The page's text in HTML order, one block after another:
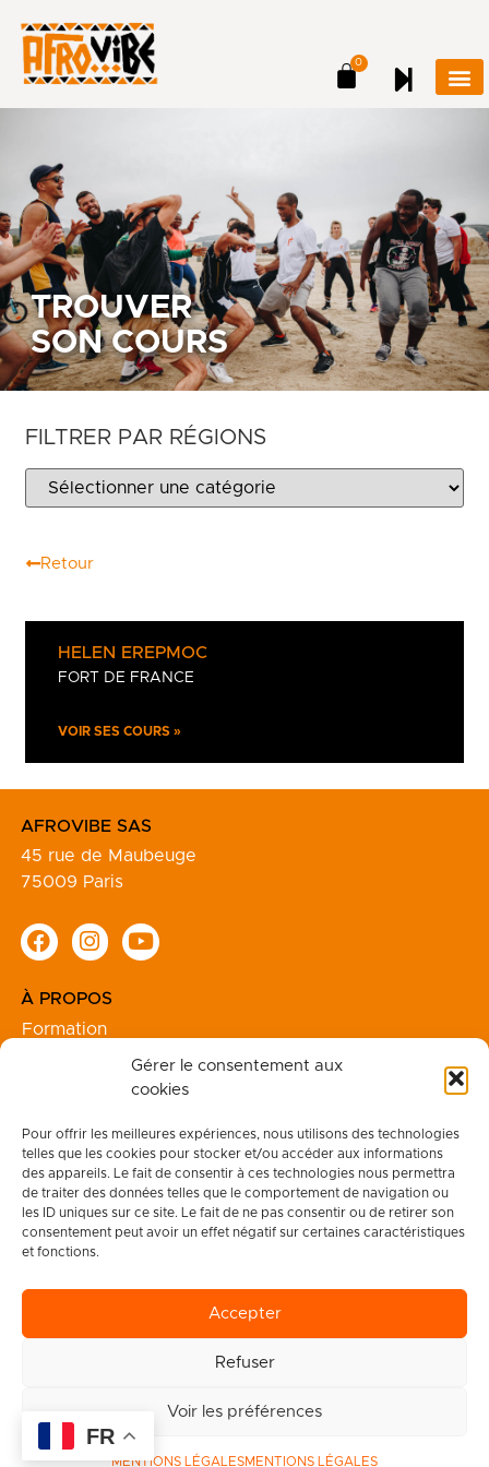
Gérer le consentement aux
cookies
Pour offrir les meilleures expériences, nous utilisons des technologies
telles que les cookies pour stocker et/ou accéder aux informations
des appareils. Le fait de consentir à ces technologies nous permettra
de traiter des données telles que le comportement de navigation ou
les ID uniques sur ce site. Le fait de ne pas consentir ou de retirer son
consentement peut avoir un effet négatif sur certaines caractéristiques
et fonctions.
Accepter
Refuser
Voir les préférences
MENTIONS LÉGALESMENTIONS LÉGALES
0
TROUVER
SON COURS
Retour
HELEN EREPMOC
FORT DE FRANCE
VOIR SES COURS »
FILTRER PAR RÉGIONS
AFROVIBE SAS
45 rue de Maubeuge
75009 Paris
À PROPOS
Formation
INFO
Votre Compte
Réclamation
Mentions légales
FR